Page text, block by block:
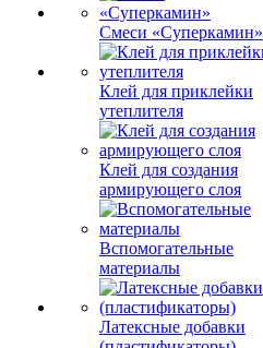
Смеси «Суперкамин»
Клей для приклейки
утеплителя
Клей для создания
армирующего слоя
Вспомогательные
материалы
Латексные добавки